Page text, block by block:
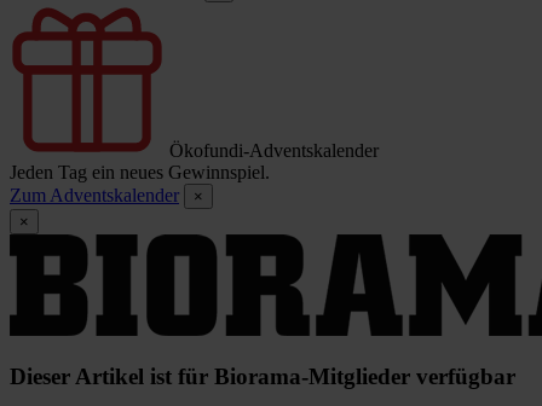
Ökofundi-Adventskalender
Jeden Tag ein neues Gewinnspiel.
Zum Adventskalender
×
×
Dieser Artikel ist für Biorama-Mitglieder verfügbar